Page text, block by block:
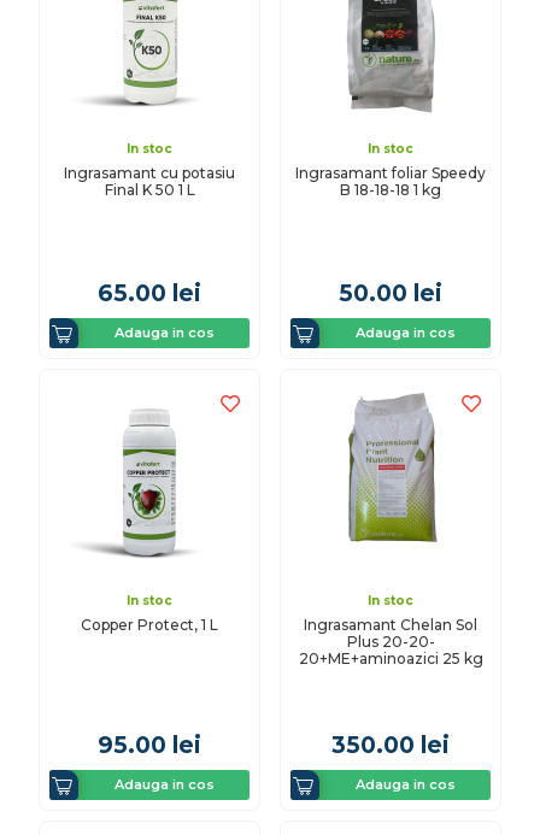
In stoc
Ingrasamant cu potasiu
Final K 50 1 L
65.00 lei
Adauga in cos
In stoc
Ingrasamant foliar Speedy
B 18-18-18 1 kg
50.00 lei
Adauga in cos
In stoc
Copper Protect, 1 L
95.00 lei
Adauga in cos
In stoc
Ingrasamant Chelan Sol
Plus 20-20-
20+ME+aminoazici 25 kg
350.00 lei
Adauga in cos